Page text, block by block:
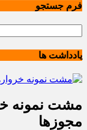
فرم جستجو
یادداشت ها
مشت نمونه
مجوزها